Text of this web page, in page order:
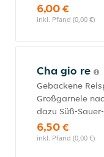
6,00 €
inkl. Pfand (0,00 €)
Cha gio re
Gebackene
Großgarnele
dazu Süß-
6,50 €
inkl. Pfand (0,00 €)